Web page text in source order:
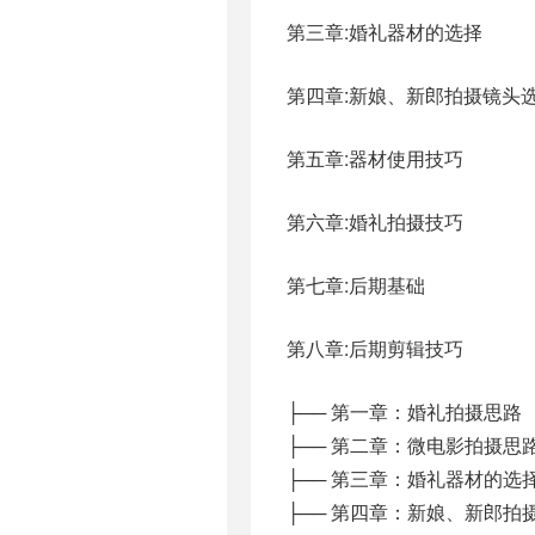
第三章:婚礼器材的选择
第四章:新娘、新郎拍摄镜头
第五章:器材使用技巧
第六章:婚礼拍摄技巧
第七章:后期基础
第八章:后期剪辑技巧
├── 第一章：婚礼拍摄思路
├── 第二章：微电影拍摄思
├── 第三章：婚礼器材的选
├── 第四章：新娘、新郎拍